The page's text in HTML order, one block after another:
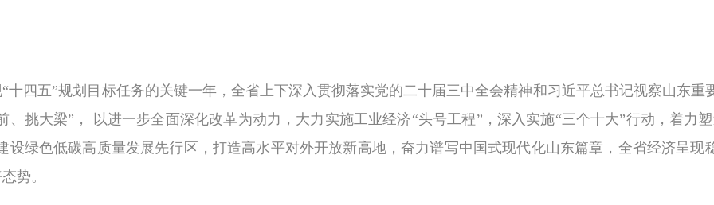
五”规划目标任务的关键一年，全省上下深入贯彻落实党的二十届三中全会精神和习近平总书记视察山东重
、挑大梁”， 以进一步全面深化改革为动力，大力实施工业经济“头号工程”，深入实施“三个十大”行动，着力
设绿色低碳高质量发展先行区，打造高水平对外开放新高地，奋力谱写中国式现代化山东篇章，全省经济呈现
势。